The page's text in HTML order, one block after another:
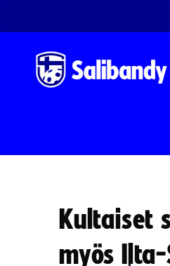
Kultaiset
myös